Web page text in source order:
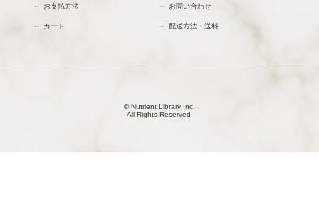
お支払方法 お問い合わせ
カート 配送方法・送料
© Nutrient Library Inc.
All Rights Reserved.